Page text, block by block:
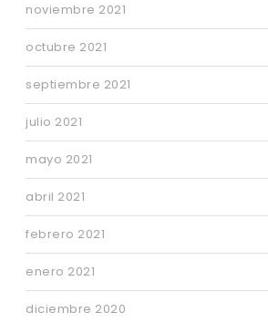
noviembre 2021
octubre 2021
septiembre 2021
julio 2021
mayo 2021
abril 2021
febrero 2021
enero 2021
diciembre 2020